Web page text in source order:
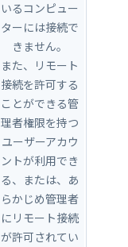
いるコンピュー
ターには接続で
きません。
また、リモート
接続を許可する
ことができる管
理者権限を持つ
ユーザーアカウ
ントが利用でき
る、または、あ
らかじめ管理者
にリモート接続
が許可されてい